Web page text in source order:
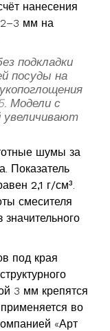
нанесения
мм на
подкладки
посуды на
Модели с
увеличивают
шумы за
Показатель
2,1 г/см³.
смесителя
под края
3 мм крепятся
во
«Арт